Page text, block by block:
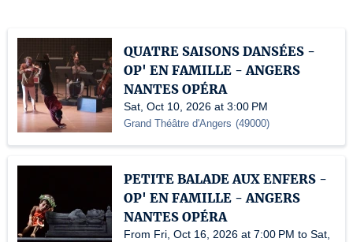
QUATRE SAISONS DANSÉES -
OP' EN FAMILLE - ANGERS
NANTES OPÉRA
Sat, Oct 10, 2026 at 3:00 PM
Grand Théâtre d'Angers (49000)
PETITE BALADE AUX ENFERS -
OP' EN FAMILLE - ANGERS
NANTES OPÉRA
From Fri, Oct 16, 2026 at 7:00 PM to Sat,